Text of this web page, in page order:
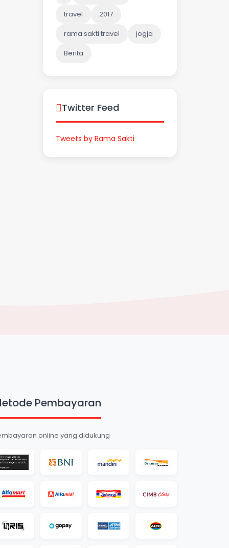
travel
2017
rama sakti travel
jogja
Berita
Twitter Feed
Tweets by Rama Sakti
Pembayaran
online yang didukung